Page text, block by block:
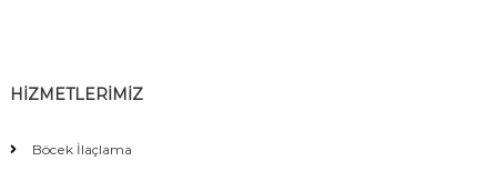
HİZMETLERİMİZ
Böcek İlaçlama